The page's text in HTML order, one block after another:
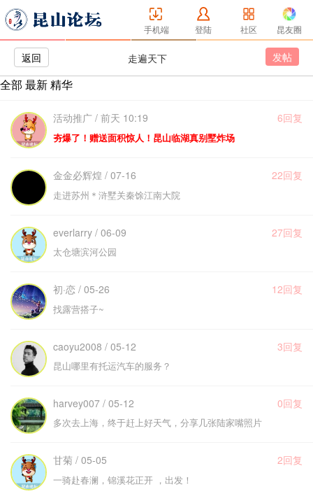
手机端 登陆 社区 昆友圈
返回 走遍天下 发帖
全部 最新精华
活动推广 / 前天 10:19 6回复
夯爆了！赠送面积惊人！昆山临湖真别墅炸场
金金必辉煌 / 07-16 22回复
走进苏州＊浒墅关秦馀江南大院
everlarry / 06-09 27回复
太仓塘滨河公园
初·恋 / 05-26 12回复
找露营搭子~
caoyu2008 / 05-12 3回复
昆山哪里有托运汽车的服务？
harvey007 / 05-12 0回复
多次去上海，终于赶上好天气，分享几张陆家嘴照片
甘菊 / 05-05 2回复
一骑赴春澜，锦溪花正开 ，出发！